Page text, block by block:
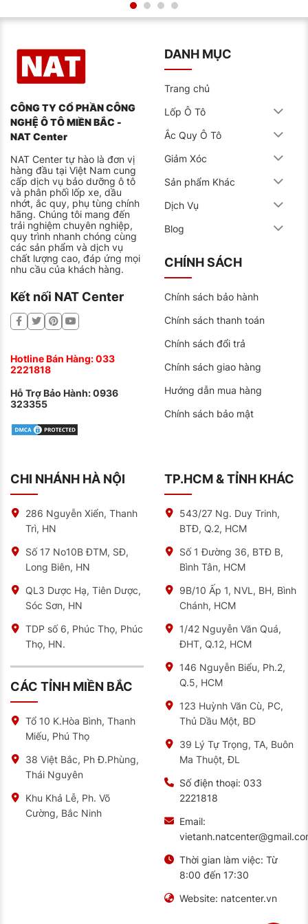
Mặc dù, lốp 225/70R15 được dùng tương thích với
số kỹ thuật của xe bao gồm: xếp hạng tốc độ, tải
trọng, độ mòn lốp,… theo đúng khuyến cáo nhà sản
xuất để chọn ra đúng dòng lốp phù hợp cho xe.
Với dòng lốp Michelin 225/70R15 104T LTX Trail sẽ có
một số ưu điểm nổi bật đặc trưng bao gồm:
Gai lốp được thiết kế với hình dạng các khối to, rãnh
sâu và rộng giúp thoát nước tốt, từ đó tăng cường độ
bám đường ngay cả khi di chuyển trên đường ướt
hoặc khô
Độ bền khi sử dụng cao
Với hợp chất cao su chất lượng cao, có khả năng
chống mài mòn hiệu quả giúp lốp chịu được các tác
động bên ngoài và tăng độ bền đáng kể khi dùng
Lốp được thiết kế để có thể giảm thiểu những tiếng ồn
và rung lắc khi di chuyển, mang đến cho người dùng
trải nghiệm lái xe thoải mái
Vì thiết kế hoa gai độc đáo nên khi sử dụng loại lốp
này sẽ giúp xe hoạt động hiệu quả trên nhiều dạng địa
hình khác nhau từ đường nhựa đến đường đất gồ ghề.
THỨC CỦA MICHELIN TẠI VIỆT NAM
NAT CENTER cam kết cung cấp 100% lốp Michelin
chính hãng, được nhập khẩu trực tiếp từ nhà máy
Michelin. Mỗi sản phẩm đều có tem mác, hóa đơn đầy
đủ, giúp bạn an tâm về chất lượng và nguồn gốc xuất
xứ.
Giá cả cạnh tranh: NAT CENTER luôn mang đến cho
khách hàng mức giá tốt nhất thị trường, đi kèm với
nhiều chương trình khuyến mãi hấp dẫn.
Dịch vụ chuyên nghiệp: Đội ngũ nhân viên tư vấn
nhiệt tình, giàu kinh nghiệm, sẵn sàng hỗ trợ bạn
lựa chọn được loại lốp phù hợp nhất với nhu cầu và
điều kiện tài chính.
Cơ sở vật chất hiện đại: NAT CENTER sở hữu hệ
thống cửa hàng rộng rãi, trang thiết bị hiện đại
cùng đội ngũ kỹ thuật viên lành nghề, đảm bảo
mang đến cho bạn trải nghiệm mua sắm và dịch vụ
chuyên nghiệp nhất.
Ngoài ra, NAT CENTER còn cung cấp các dịch vụ
khác như:
Lắp đặt lốp xe chuyên nghiệp
Cân bằng bánh xe
Liên hệ ngay với NAT CENTER để được tư vấn và hỗ
CÔNG TY CỔ PHẦN CÔNG
NGHỆ Ô TÔ MIỀN BẮC -
NAT Center
NAT Center tự hào là đơn vị
hàng đầu tại Việt Nam cung
cấp dịch vụ bảo dưỡng ô tô
và phân phối lốp xe, dầu
nhớt, ắc quy, phụ tùng chính
hãng. Chúng tôi mang đến
trải nghiệm chuyên nghiệp,
quy trình nhanh chóng cùng
các sản phẩm và dịch vụ
chất lượng cao, đáp ứng mọi
nhu cầu của khách hàng.
Kết nối NAT Center
Hotline Bán Hàng:033
2221818
Hỗ Trợ Bảo Hành:0936
323355
DANH MỤC
Trang chủ
Lốp Ô Tô
Ắc Quy Ô Tô
Giảm Xóc
Sản phẩm Khác
Dịch Vụ
Blog
CHÍNH SÁCH
Chính sách bảo hành
Chính sách thanh toán
Chính sách đổi trả
Chính sách giao hàng
Hướng dẫn mua hàng
Chính sách bảo mật
CHI NHÁNH HÀ NỘI
286 Nguyễn Xiển, Thanh
Trì, HN
Số 17 No10B ĐTM, SĐ,
Long Biên, HN
QL3 Dược Hạ, Tiên Dược,
Sóc Sơn, HN
TDP số 6, Phúc Thọ, Phúc
Thọ, HN.
CÁC TỈNH MIỀN BẮC
Tổ 10 K.Hòa Bình, Thanh
Miếu, Phú Thọ
38 Việt Bắc, Ph Đ.Phùng,
Thái Nguyên
Khu Khả Lễ, Ph. Võ
Cường, Bắc Ninh
TP.HCM & TỈNH KHÁC
543/27 Ng. Duy Trinh,
BTĐ, Q.2, HCM
Số 1 Đường 36, BTĐ B,
Bình Tân, HCM
9B/10 Ấp 1, NVL, BH, Bình
Chánh, HCM
1/42 Nguyễn Văn Quá,
ĐHT, Q.12, HCM
146 Nguyễn Biểu, Ph.2,
Q.5, HCM
123 Huỳnh Văn Cù, PC,
Thủ Dầu Một, BD
39 Lý Tự Trọng, TA, Buôn
Ma Thuột, ĐL
Số điện thoại: 033
2221818
Email:
Thời gian làm việc: Từ
8:00 đến 17:30
Website: natcenter.vn